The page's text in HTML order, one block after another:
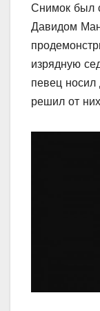
Снимок был
Давидом
изрядную
певец
решил от